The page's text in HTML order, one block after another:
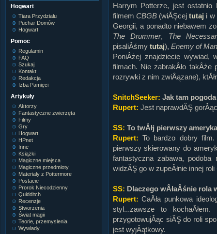
Hogwart
Tiara Przydziału
Puchar Domów
Hogwart
Pomoc
Regulamin
FAQ
Szukaj
Kontakt
Redakcja
Izba Pamięci
Artykuły
Aktorzy
Fantastyczne zwierzęta
Filmy
Gry
Hogwart
HPnet
Inne
Książki
Magiczne miejsca
Magiczne przedmioty
Materiały z Pottermore
Postacie
Prorok Niecodzienny
Quidditch
Recenzje
Stworzenia
Świat magii
Teorie, przemyslenia
Wywiady
Harrym Potterze, jest
filmem CBGB (wiĂŞcejtutaj i w
Georgii, a ponadto niebawem
The Drummer, The
pisaliÂśmy tutaj), Enemy of Man
PoniÂżej znajdziecie wywiad,
filmach. Nie zabrakÂło
rozrywki z nim zwiÂązane),
SnitchSeeker: Jak tam
Rupert: Jest naprawdĂŞ
SS: To twĂłj pierwszy
Rupert: To bardzo dobry
pierwszy skierowany do
fantastyczna zabawa,
widzĂŞ go w zupeÂłnie innej
SS: Dlaczego wÂłaÂśnie rola
Rupert: CaÂła punkowa
styl...zawsze to
przygotowujÂąc siĂŞ do roli
jest wyjÂątkowy.